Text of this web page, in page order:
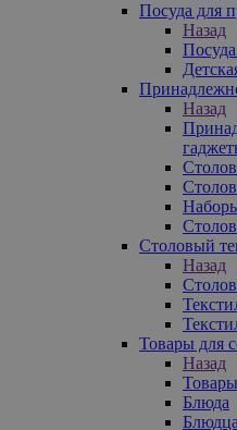
Посуда для
Назад
Назад
Столовый
Назад
Товары для
Назад
Блюда
Блюдца